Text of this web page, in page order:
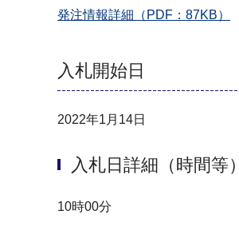
発注情報詳細（PDF：87KB）
入札開始日
2022年1月14日
入札日詳細（時間等）
10時00分